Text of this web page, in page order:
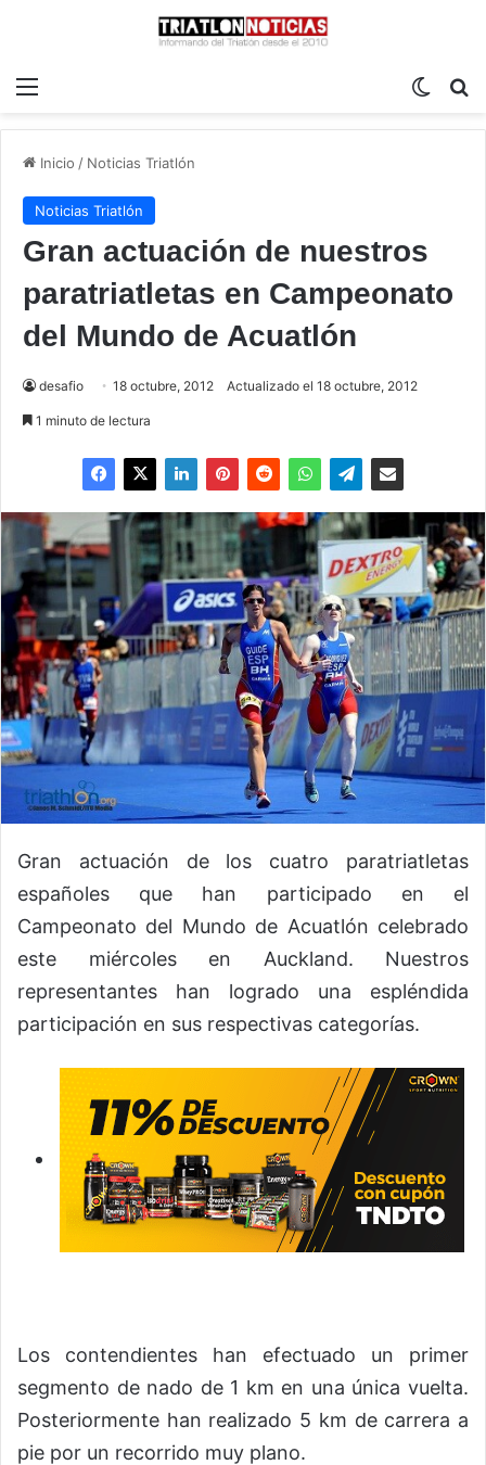
Inicio / Noticias Triatlón
Noticias Triatlón
Gran actuación de nuestros
paratriatletas en Campeonato
del Mundo de Acuatlón
desafio 18 octubre, 2012 Actualizado el 18 octubre, 2012
1 minuto de lectura
Gran actuación de los cuatro paratriatletas
españoles que han participado en el
Campeonato del Mundo de Acuatlón celebrado
este miércoles en Auckland. Nuestros
representantes han logrado una espléndida
participación en sus respectivas categorías.
Los contendientes han efectuado un primer
segmento de nado de 1 km en una única vuelta.
Posteriormente han realizado 5 km de carrera a
pie por un recorrido muy plano.